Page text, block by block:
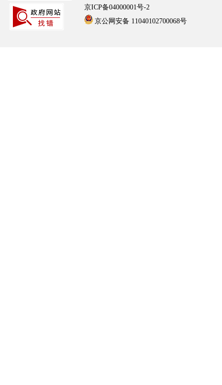
京ICP备04000001号-2
京公网安备 11040102700068号